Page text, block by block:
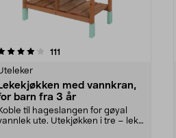
111
Lekekjøkken med vannkran,
barn fra 3 år
til hageslangen for gøyal
ute. Utekjøkken i tre – lek
4.5 av 5 stjerner